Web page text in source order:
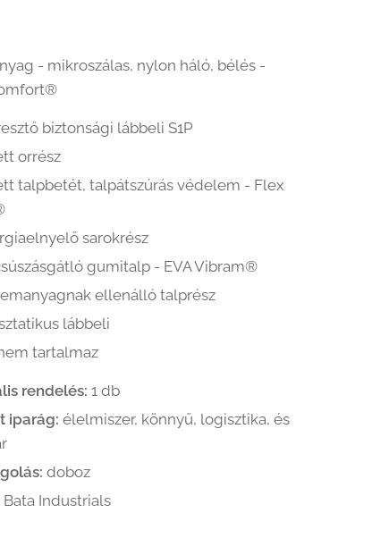
- mikroszálas, nylon háló, bélés -
biztonsági lábbeli S1P
orrész
talpbetét, talpátszúrás védelem - Flex
sarokrész
gumitalp - EVA Vibram®
ellenálló talprész
lábbeli
tartalmaz
rendelés: 1 db
iparág: élelmiszer, könnyű, logisztika, és
doboz
Bata Industrials